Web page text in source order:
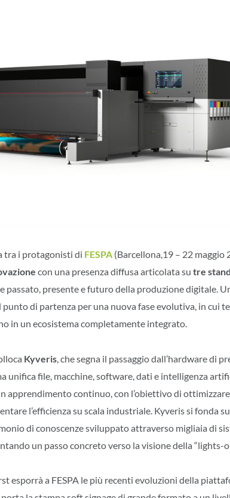
tra i protagonisti di FESPA (Barcellona,19 – 22 maggio
con una presenza diffusa articolata su tre stand
passato, presente e futuro della produzione digitale.
punto di partenza per una nuova fase evolutiva, in cui
in un ecosistema completamente integrato.
Kyveris , che segna il passaggio dall’hardware di
unifica file, macchine, software, dati e intelligenza
apprendimento continuo, con l’obiettivo di
l’efficienza su scala industriale. Kyveris si fonda
di conoscenze sviluppato attraverso migliaia di
un passo concreto verso la visione della “lights-
esporrà a FESPA le più recenti evoluzioni della